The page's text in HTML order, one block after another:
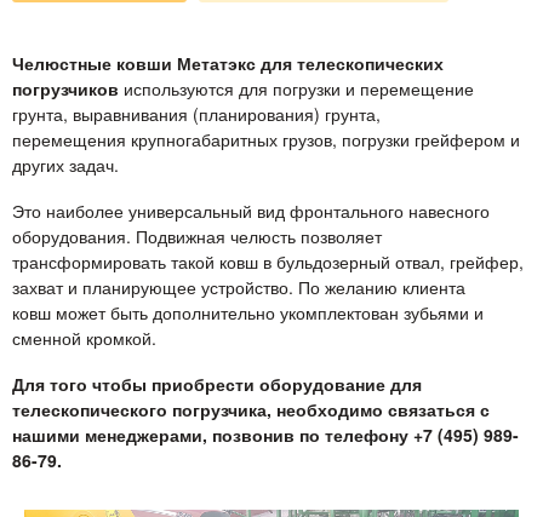
Челюстные ковши Метатэкс для телескопических
погрузчиков используются для погрузки и перемещение
грунта, выравнивания (планирования) грунта,
перемещения крупногабаритных грузов, погрузки грейфером и
других задач.
Это наиболее универсальный вид фронтального навесного
оборудования. Подвижная челюсть позволяет
трансформировать такой ковш в бульдозерный отвал, грейфер,
захват и планирующее устройство. По желанию клиента
ковш может быть дополнительно укомплектован зубьями и
сменной кромкой.
Для того чтобы приобрести оборудование для
телескопического погрузчика, необходимо связаться с
нашими менеджерами, позвонив по телефону +7 (495) 989-
86-79.